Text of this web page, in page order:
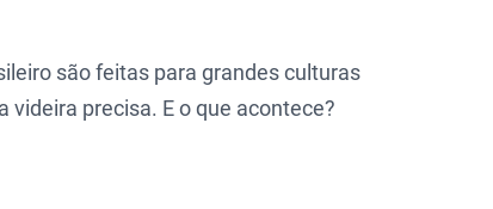
são feitas para grandes culturas
precisa. E o que acontece?